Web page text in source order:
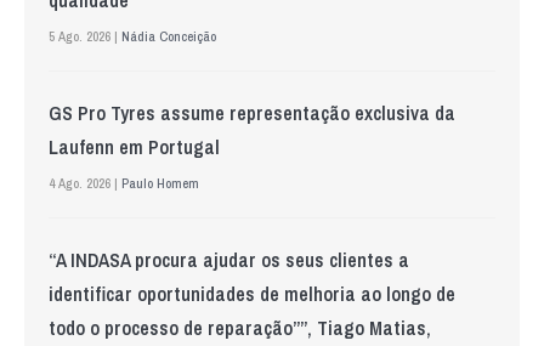
5 Ago. 2026 | Nádia Conceição
GS Pro Tyres assume representação exclusiva da
Laufenn em Portugal
4 Ago. 2026 | Paulo Homem
“A INDASA procura ajudar os seus clientes a
identificar oportunidades de melhoria ao longo de
todo o processo de reparação””, Tiago Matias,